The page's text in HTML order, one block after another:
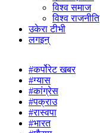
विश्व समाज
विश्व राजनीति
उकेरा टीभी
लगइन्
#कर्पोरेट खबर
#ग्यास
#कांग्रेस
#पक्राउ
#रास्वपा
#भारत